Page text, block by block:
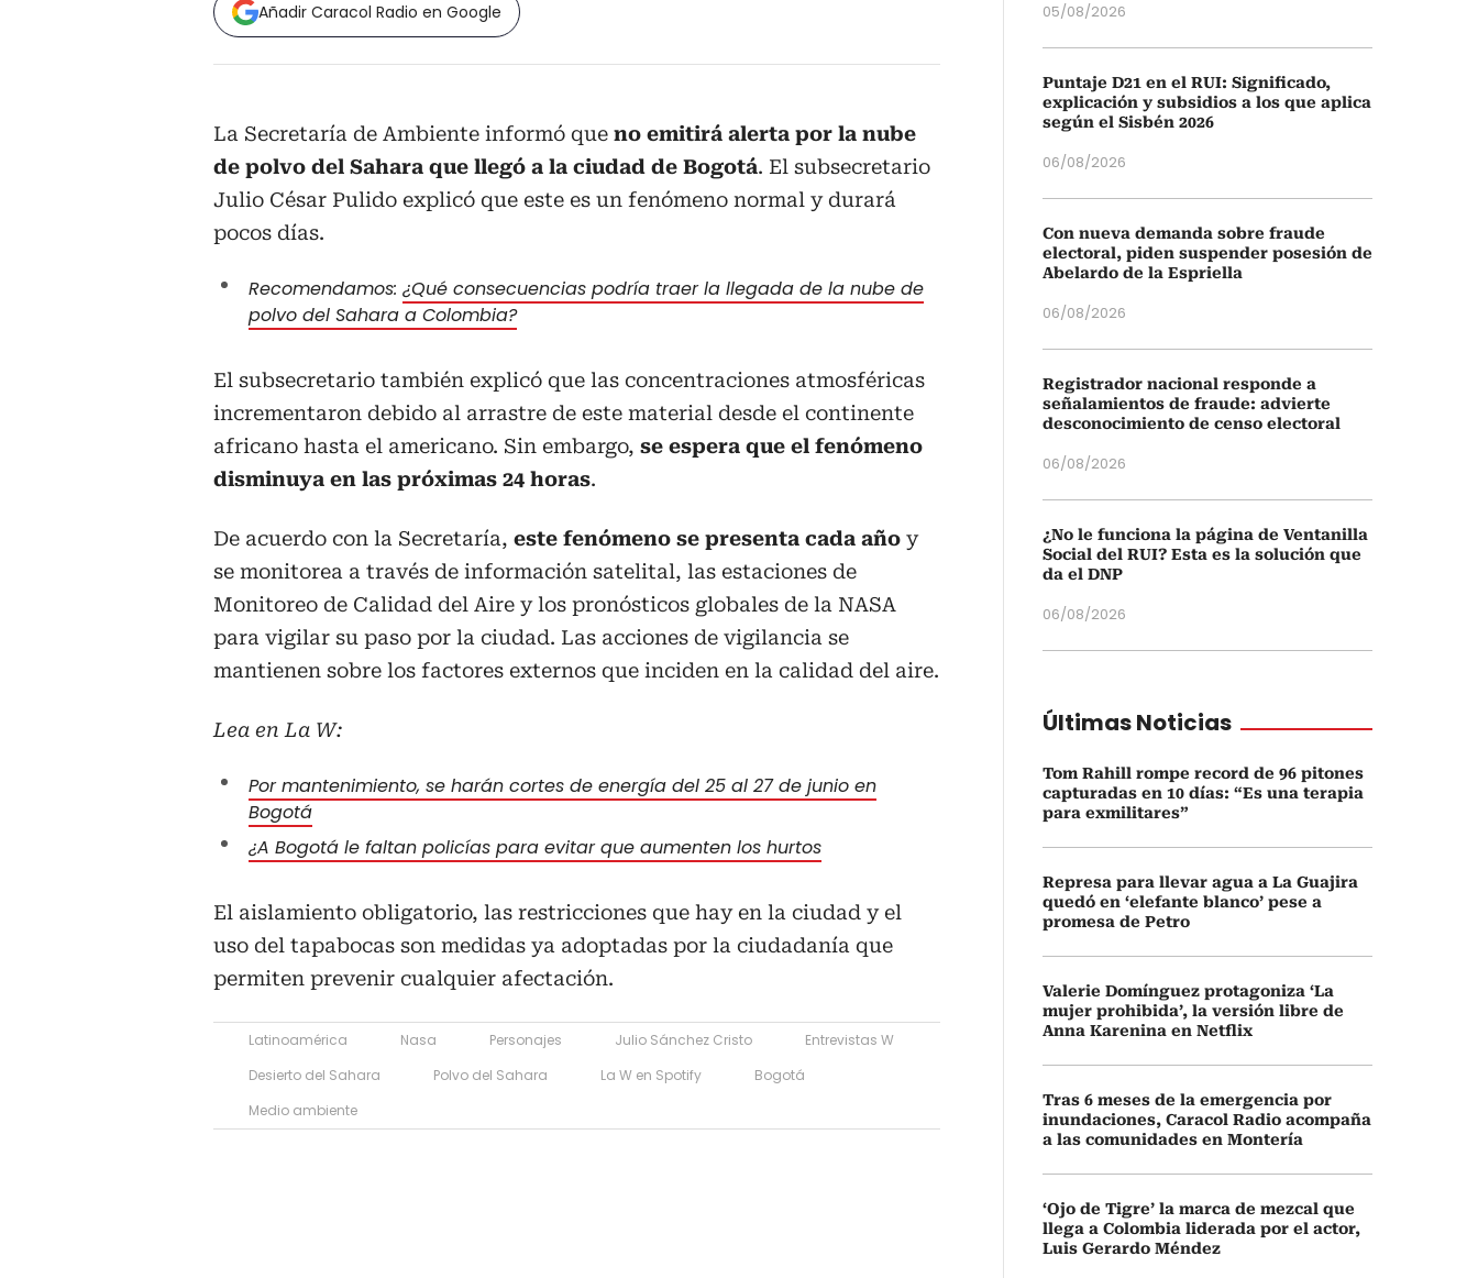
Añadir Caracol Radio en Google
La Secretaría de Ambiente informó que no emitirá alerta por la nube
de polvo del Sahara que llegó a la ciudad de Bogotá. El subsecretario
Julio César Pulido explicó que este es un fenómeno normal y durará
pocos días.
Recomendamos: ¿Qué consecuencias podría traer la llegada de la nube de
polvo del Sahara a Colombia?
El subsecretario también explicó que las concentraciones atmosféricas
incrementaron debido al arrastre de este material desde el continente
africano hasta el americano. Sin embargo, se espera que el fenómeno
disminuya en las próximas 24 horas.
De acuerdo con la Secretaría, este fenómeno se presenta cada año y
se monitorea a través de información satelital, las estaciones de
Monitoreo de Calidad del Aire y los pronósticos globales de la NASA
para vigilar su paso por la ciudad. Las acciones de vigilancia se
mantienen sobre los factores externos que inciden en la calidad del aire.
Lea en La W:
Por mantenimiento, se harán cortes de energía del 25 al 27 de junio en
Bogotá
¿A Bogotá le faltan policías para evitar que aumenten los hurtos
El aislamiento obligatorio, las restricciones que hay en la ciudad y el
uso del tapabocas son medidas ya adoptadas por la ciudadanía que
permiten prevenir cualquier afectación.
Latinoamérica Nasa Personajes Julio Sánchez Cristo
Entrevistas W
Desierto del Sahara
Polvo del Sahara La W en Spotify
Bogotá
Medio ambiente
05/08/2026
Puntaje D21 en el RUI: Significado,
explicación y subsidios a los que aplica
según el Sisbén 2026
06/08/2026
Con nueva demanda sobre fraude
electoral, piden suspender posesión de
Abelardo de la Espriella
06/08/2026
Registrador nacional responde a
señalamientos de fraude: advierte
desconocimiento de censo electoral
06/08/2026
¿No le funciona la página de Ventanilla
Social del RUI? Esta es la solución que
da el DNP
06/08/2026
Últimas Noticias
Tom Rahill rompe record de 96 pitones
capturadas en 10 días: “Es una terapia
para exmilitares”
Represa para llevar agua a La Guajira
quedó en ‘elefante blanco’ pese a
promesa de Petro
Valerie Domínguez protagoniza ‘La
mujer prohibida’, la versión libre de
Anna Karenina en Netflix
Tras 6 meses de la emergencia por
inundaciones, Caracol Radio acompaña
a las comunidades en Montería
‘Ojo de Tigre’ la marca de mezcal que
llega a Colombia liderada por el actor,
Luis Gerardo Méndez